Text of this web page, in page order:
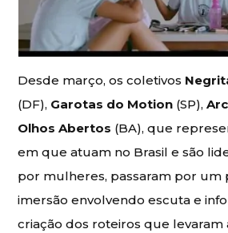
Desde março, os coletivos
(DF), Garotas do Motion (SP),
Olhos Abertos (BA), que
em que atuam no Brasil e são
por mulheres, passaram por um
imersão envolvendo escuta e
criação dos roteiros que levaram